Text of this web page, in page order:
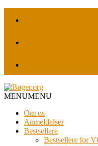
MENUMENU
Om os
Anmeldelser
Bestsellere
Bestsellere for